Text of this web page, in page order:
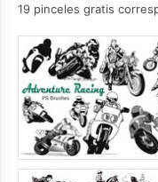
19 pinceles gratis